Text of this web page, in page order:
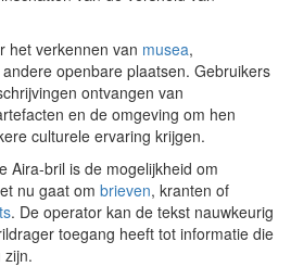
het verkennen van musea,
openbare plaatsen. Gebruikers
ontvangen van
en de omgeving om hen
culturele ervaring krijgen.
Aira-bril is de mogelijkheid om
nu gaat om brieven, kranten of
. De operator kan de tekst nauwkeurig
toegang heeft tot informatie die
zijn.